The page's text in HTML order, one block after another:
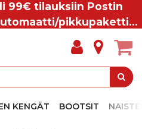
99€ tilauksiin Postin
pikkupaketti
KENGÄT BOOTSIT